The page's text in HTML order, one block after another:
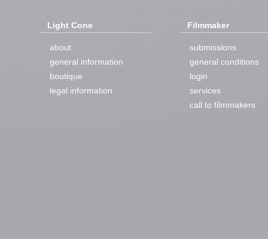
Light Cone
about
general information
boutique
legal information
Filmmaker
submissions
general conditions
login
services
call to filmmakers